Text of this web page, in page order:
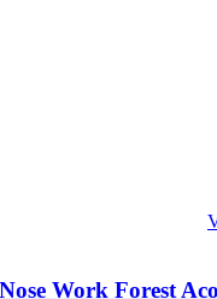
Nose Work Forest